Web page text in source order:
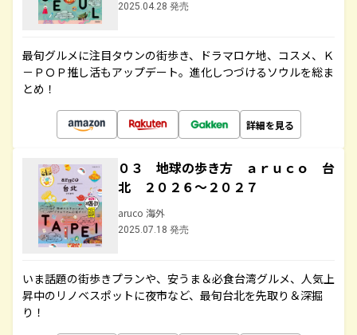
2025.04.28 発売
最旬グルメに注目タウンの街歩き、ドラマロケ地、コスメ、Ｋ
－ＰＯＰ推し活もアップデート。進化しつづけるソウルを総ま
とめ！
詳細を見る
０３ 地球の歩き方 ａｒｕｃｏ 台
北 ２０２６～２０２７
aruco 海外
2025.07.18 発売
いま話題の街歩きプランや、安うま＆必食台湾グルメ、人気上
昇中のリノベスポットに夜市など、最旬台北を先取り＆深掘
り！